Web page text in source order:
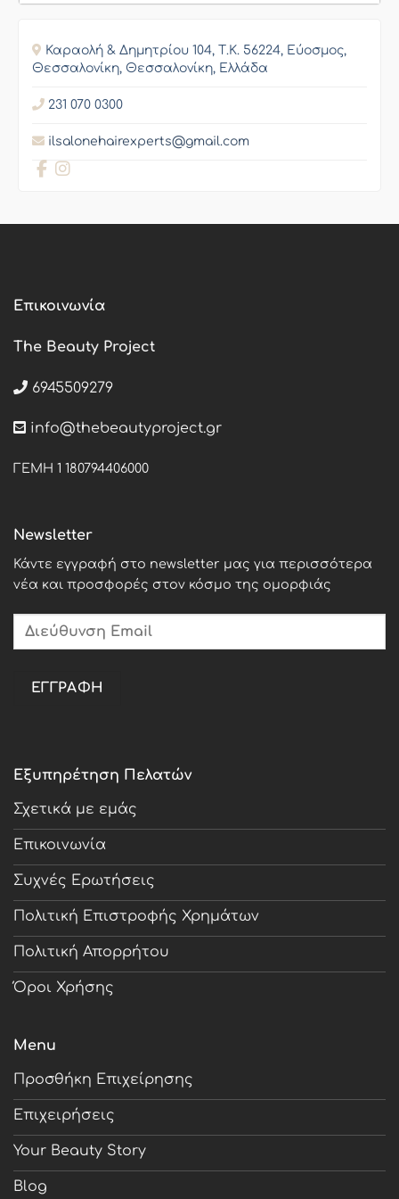
Καραολή & Δημητρίου 104, Τ.Κ. 56224, Εύοσμος,
Θεσσαλονίκη, Θεσσαλονίκη, Ελλάδα
231 070 0300
ilsalonehairexperts@gmail.com
Επικοινωνία
The Beauty Project
6945509279
info@thebeautyproject.gr
ΓΕΜΗ 1 180794406000
Εξυπηρέτηση Πελατών
Σχετικά με εμάς
Επικοινωνία
Συχνές Ερωτήσεις
Πολιτική Επιστροφής Χρημάτων
Πολιτική Απορρήτου
Όροι Χρήσης
Menu
Προσθήκη Επιχείρησης
Επιχειρήσεις
Your Beauty Story
Blog
Newsletter
Κάντε εγγραφή στο newsletter μας για περισσότερα
νέα και προσφορές στον κόσμο της ομορφιάς